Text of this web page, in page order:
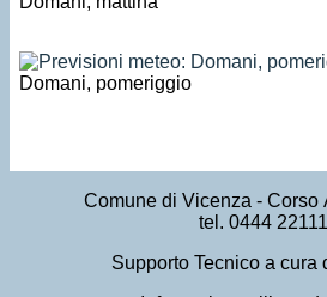
Domani, pomeriggio
Comune di Vicenza - Corso
tel. 0444
Supporto Tecnico a cura